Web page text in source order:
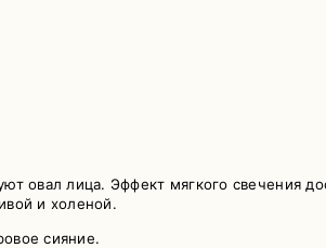
овал лица. Эффект мягкого свечения
и холеной.
сияние.